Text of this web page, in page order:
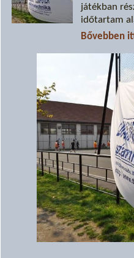
játékban
időtartam
Bővebben